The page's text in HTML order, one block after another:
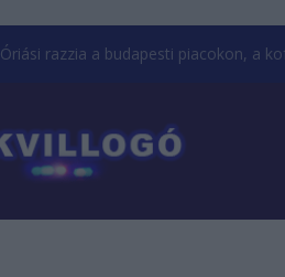
Óriási razzia a budapesti piacokon, a